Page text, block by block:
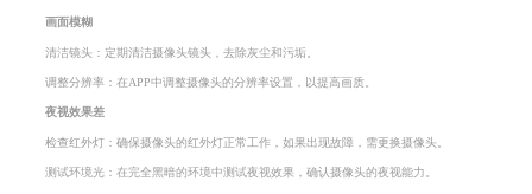
画面模糊
清洁镜头：定期清洁摄像头镜头，去除灰尘和污垢。
调整分辨率：在APP中调整摄像头的分辨率设置，以提高画质。
夜视效果差
检查红外灯：确保摄像头的红外灯正常工作，如果出现故障，需更换摄像头。
测试环境光：在完全黑暗的环境中测试夜视效果，确认摄像头的夜视能力。